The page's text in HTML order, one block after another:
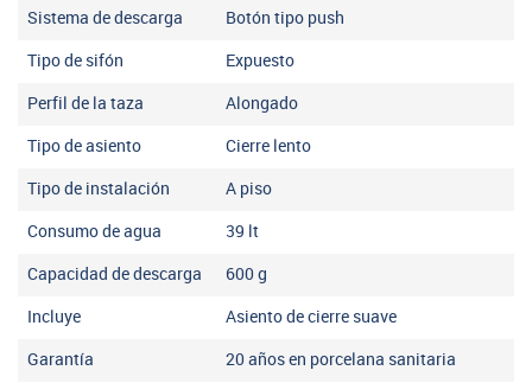
Sistema de descarga Botón tipo push
Tipo de sifón Expuesto
Perfil de la taza Alongado
Tipo de asiento Cierre lento
Tipo de instalación A piso
Consumo de agua 39 lt
Capacidad de descarga 600g
Incluye Asiento de cierre suave
Garantía 20 años en porcelana sanitaria